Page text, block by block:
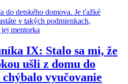
IX: Stalo sa mi, že
ušli z domu do
vyučovanie